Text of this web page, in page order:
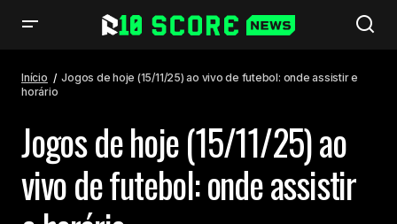
Início
Jogos de hoje (15/11/25) ao vivo de futebol: onde assistir e
horário
Jogos de hoje (15/11/25) ao
vivo de futebol: onde assistir